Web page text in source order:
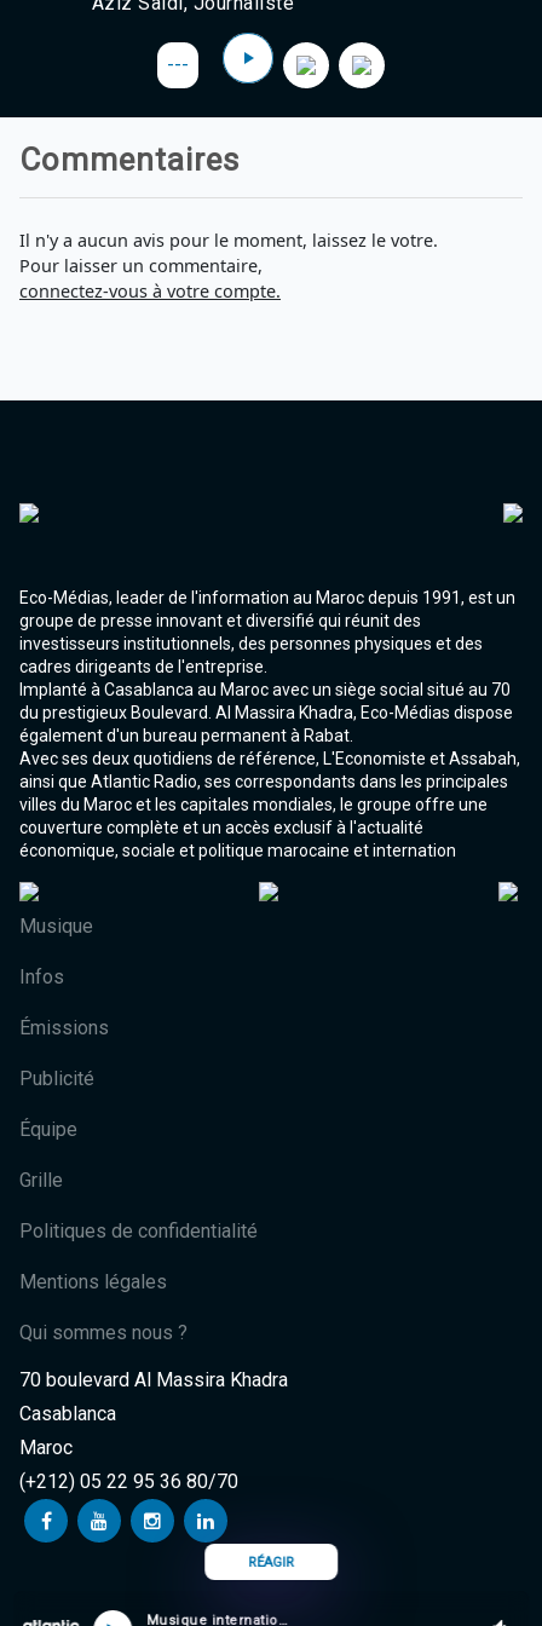
Agadir 99.7 Hz
Tanger 103.3 Hz
Tétouan 87.8 Hz
Fès 98.8 Hz
Meknès 97.2 Hz
Chefchaouen 106.4
Safi 92.3
Taounate 95.6
Guelmim 91.9
---
Commentaires
Il n'y a aucun avis pour le moment, laissez le votre.
Pour laisser un commentaire,
connectez-vous à votre compte.
Musique internationale
RÉAGIR
Eco-Médias, leader de l'information au Maroc depuis 1991, est un
groupe de presse innovant et diversifié qui réunit des
investisseurs institutionnels, des personnes physiques et des
cadres dirigeants de l'entreprise.
Implanté à Casablanca au Maroc avec un siège social situé au 70
du prestigieux Boulevard. Al Massira Khadra, Eco-Médias dispose
également d'un bureau permanent à Rabat.
Avec ses deux quotidiens de référence, L'Economiste et Assabah,
ainsi que Atlantic Radio, ses correspondants dans les principales
villes du Maroc et les capitales mondiales, le groupe offre une
couverture complète et un accès exclusif à l'actualité
économique, sociale et politique marocaine et internation
Musique
Infos
Émissions
Publicité
Équipe
Grille
Politiques de confidentialité
Mentions légales
Qui sommes nous ?
70 boulevard Al Massira Khadra
Casablanca
Maroc
(+212) 05 22 95 36 80/70